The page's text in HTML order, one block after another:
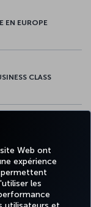
Web ont
expérience
permettent
les
EN EUROPE
CLASS